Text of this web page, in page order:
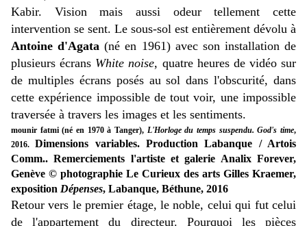
Kabir. Vision mais aussi odeur tellement cette
intervention se sent. Le sous-sol est entièrement dévolu à
Antoine d'Agata (né en 1961) avec son installation de
plusieurs écrans White noise, quatre heures de vidéo sur
de multiples écrans posés au sol dans l'obscurité, dans
cette expérience impossible de tout voir, une impossible
traversée à travers les images et les sentiments.
mounir fatmi (né en 1970 à Tanger), L'Horloge du temps suspendu. God's time,
2016.Dimensions variables. Production Labanque / Artois
Comm.. Remerciements l'artiste et galerie Analix Forever,
Genève © photographie Le Curieux des arts Gilles Kraemer,
exposition Dépenses, Labanque, Béthune, 2016
Retour vers le premier étage, le noble, celui qui fut celui
de l'appartement du directeur. Pourquoi les pièces